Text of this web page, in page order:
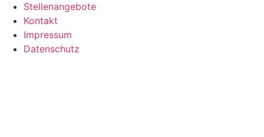
Stellenangebote
Kontakt
Impressum
Datenschutz